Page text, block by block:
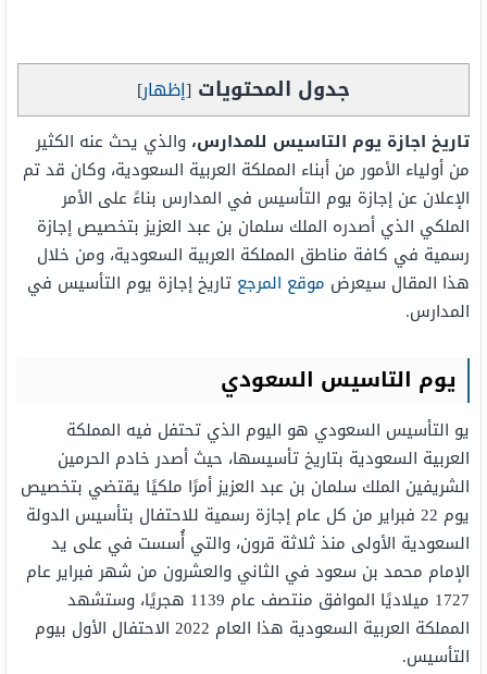
جدول المحتويات [إظهار]
تاريخ اجازة يوم التاسيس للمدارس، والذي يحث عنه الكثير
من أولياء الأمور من أبناء المملكة العربية السعودية، وكان قد تم
الإعلان عن إجازة يوم التأسيس في المدارس بناءً على الأمر
الملكي الذي أصدره الملك سلمان بن عبد العزيز بتخصيص إجازة
رسمية في كافة مناطق المملكة العربية السعودية، ومن خلال
هذا المقال سيعرض موقع المرجع تاريخ إجازة يوم التأسيس في
المدارس.
يوم التاسيس السعودي
يو التأسيس السعودي هو اليوم الذي تحتفل فيه المملكة
العربية السعودية بتاريخ تأسيسها، حيث أصدر خادم الحرمين
الشريفين الملك سلمان بن عبد العزيز أمرًا ملكيًا يقتضي بتخصيص
يوم 22 فبراير من كل عام إجازة رسمية للاحتفال بتأسيس الدولة
السعودية الأولى منذ ثلاثة قرون، والتي أُسست في على يد
الإمام محمد بن سعود في الثاني والعشرون من شهر فبراير عام
1727 ميلاديًا الموافق منتصف عام 1139 هجريًا، وستشهد
المملكة العربية السعودية هذا العام 2022 الاحتفال الأول بيوم
التأسيس.